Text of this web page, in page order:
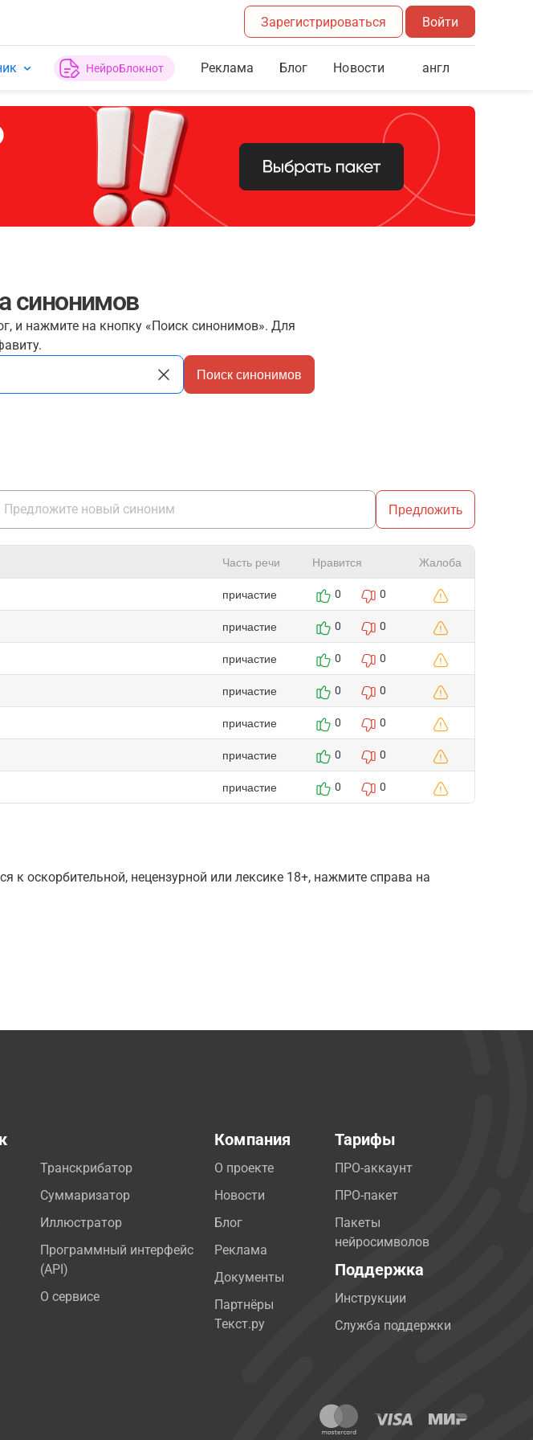
Зарегистрироваться Войти
НейроБлокнот Реклама Блог Новости англ
синонимов
и нажмите на кнопку «Поиск синонимов». Для
Поиск синонимов
Предложить
Часть речи Нравится Жалоба
причастие 0 0
причастие 0 0
причастие 0 0
причастие 0 0
причастие 0 0
причастие 0 0
причастие 0 0
оскорбительной, нецензурной или лексике 18+, нажмите справа на
Транскрибатор
Суммаризатор
Иллюстратор
Программный интерфейс
(API)
О сервисе
Компания
О проекте
Новости
Блог
Реклама
Документы
Партнёры
Текст.ру
Тарифы
ПРО-аккаунт
ПРО-пакет
Пакеты
нейросимволов
Поддержка
Инструкции
Служба поддержки